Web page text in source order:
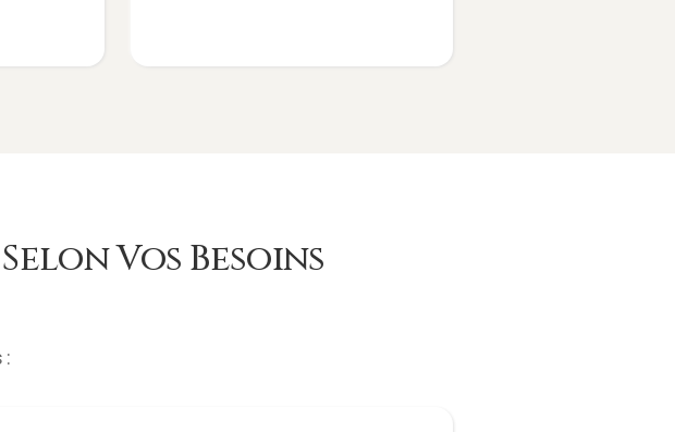
Vos Besoins
: